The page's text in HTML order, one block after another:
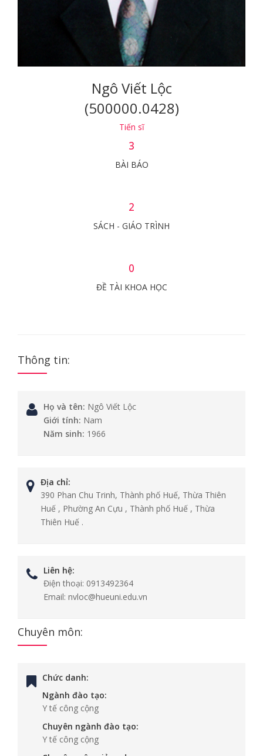
Ngô Viết Lộc
(500000.0428)
Tiến sĩ
3
BÀI BÁO
2
SÁCH - GIÁO TRÌNH
0
ĐỀ TÀI KHOA HỌC
Thông tin:
Họ và tên: Ngô Viết Lộc
Giới tính: Nam
Năm sinh: 1966
Địa chỉ:
390 Phan Chu Trinh, Thành phố Huế, Thừa Thiên
Huế , Phường An Cựu , Thành phố Huế , Thừa
Thiên Huế .
Liên hệ:
Điện thoại: 0913492364
Email: nvloc@hueuni.edu.vn
Chuyên môn:
Chức danh:
Ngành đào tạo:
Y tế công cộng
Chuyên ngành đào tạo:
Y tế công cộng